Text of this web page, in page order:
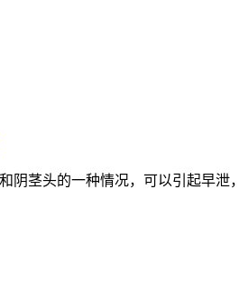
阴茎头的一种情况，可以引起早